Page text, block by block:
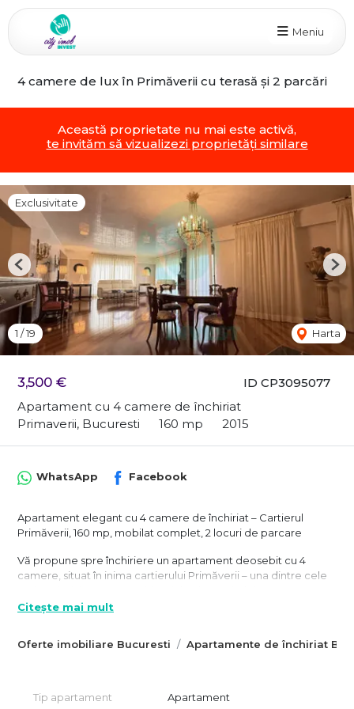
Meniu
4 camere de lux în Primăverii cu terasă și 2 parcări
Această proprietate nu mai este activă,
te invităm să vizualizezi proprietăți similare
ID CP3095077
3,500 €
Apartament cu 4 camere de închiriat
Primaverii, Bucuresti
160 mp 2015
Exclusivitate
1 /19 Harta
Previous
Oferte imobiliare Bucuresti Apartamente de închiriat
WhatsApp Facebook
Apartament elegant cu 4 camere de închiriat – Cartierul
Primăverii, 160 mp, mobilat complet, 2 locuri de parcare
Vă propune spre închiriere un apartament deosebit cu 4
camere, situat în inima cartierului Primăverii – una dintre cele
Apartamentul are o suprafață utilă generoasă de 160 mp și se
finisaje ultra-premium și o compartimentare ideală pentru
Zona de zi cuprinde un living spațios, zona de dining și un
șemineu decorativ, creând un ambient cald și elegant, perfect
Citește mai mult
Tip apartament Apartament